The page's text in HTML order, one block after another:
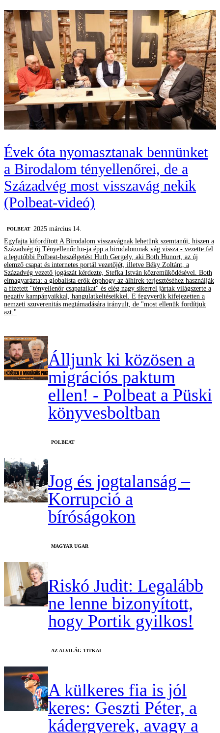
Évek óta nyomasztanak bennünket
a Birodalom tényellenőrei, de a
Századvég most visszavág nekik
(Polbeat-videó)
‎POLBEAT
2025 március 14.
Egyfajta kifordított A Birodalom visszavágnak lehetünk szemtanúi, hiszen a
Századvég új Tényellenőr.hu-ja épp a birodalomnak vág vissza - vezette fel
a legutóbbi Polbeat-beszélgetést Huth Gergely, aki Both Hunort, az új
elemző csapat és internetes portál vezetőjét, illetve Béky Zoltánt, a
Századvég vezető jogászát kérdezte, Stefka István közreműködésével. Both
elmagyarázta: a globalista erők épphogy az álhírek terjesztéséhez használják
a fizetett "tényellenőr csapataikat" és elég nagy sikerrel jártak világszerte a
negatív kampányaikkal, hangulatkeltéseikkel. E fegyverük kifejezetten a
nemzeti szuverenitás megtámadására irányult, de "most ellenük fordítjuk
azt."
Álljunk ki közösen a
migrációs paktum
ellen! - Polbeat a Püski
könyvesboltban
‎POLBEAT
Jog és jogtalanság –
Korrupció a
bíróságokon
MAGYAR UGAR
Riskó Judit: Legalább
ne lenne bizonyított,
hogy Portik gyilkos!
AZ ALVILÁG TITKAI
A külkeres fia is jól
keres: Geszti Péter, a
kádergyerek, avagy a